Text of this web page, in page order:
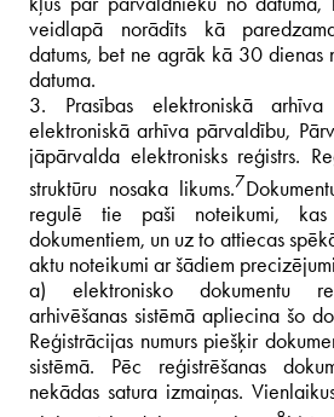
veidlapā norādīts kā
datums, bet ne agrāk kā 30 dienas
datuma.
3. Prasības elektroniskā
elektroniskā arhīva pārvaldību,
jāpārvalda elektronisks reģistrs.
struktūru nosaka likums.7
regulē tie paši noteikumi, kas
dokumentiem, un uz to attiecas
aktu noteikumi ar šādiem
a) elektronisko dokumentu
arhivēšanas sistēmā apliecina šo
Reģistrācijas numurs piešķir
sistēmā. Pēc reģistrēšanas
nekādas satura izmaiņas.